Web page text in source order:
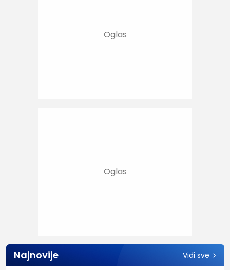
Najnovije Vidi sve